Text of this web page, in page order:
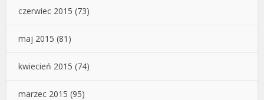
czerwiec 2015 (73)
maj 2015 (81)
kwiecień 2015 (74)
marzec 2015 (95)